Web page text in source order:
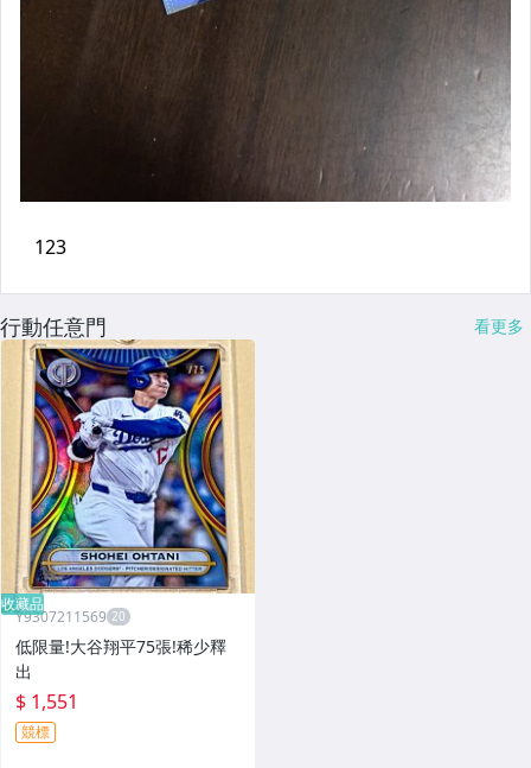
行動任意門 看更多
收藏品
Y9307211569
低限量!大谷翔平75張!稀少釋
出
$ 1,551
競標